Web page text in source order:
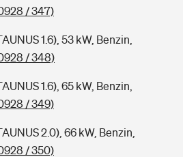
/ 347)
1.6), 53 kW, Benzin,
/ 348)
1.6), 65 kW, Benzin,
/ 349)
2.0), 66 kW, Benzin,
/ 350)